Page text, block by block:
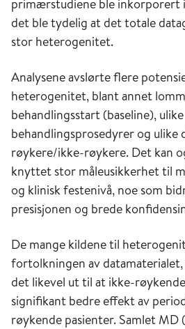
primærstudiene ble inkorporert
det ble tydelig at det totale
stor heterogenitet.
Analysene avslørte flere
heterogenitet, blant annet
behandlingsstart (baseline), ulike
behandlingsprosedyrer og ulike
røykere/ikke-røykere. Det kan
knyttet stor måleusikkerhet til
og klinisk festenivå, noe som
presisjonen og brede
De mange kildene til
fortolkningen av
det likevel ut til at ikke-
signifikant bedre effekt av
røykende pasienter. Samlet